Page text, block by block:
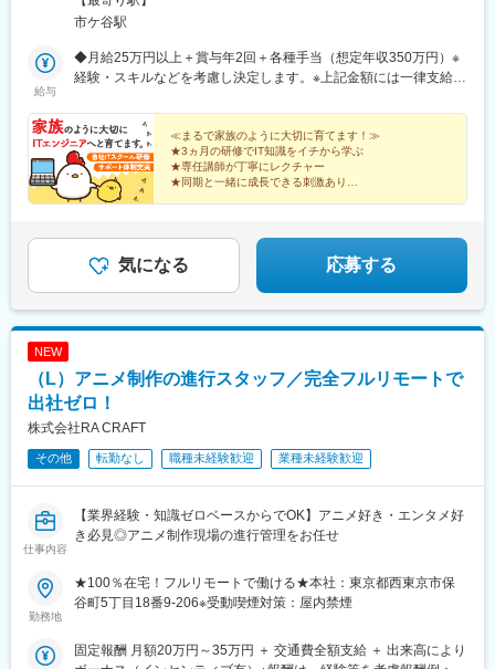
くば駅、土浦駅、古河駅、日立駅、宇都宮駅、小山駅、栃木駅、
足利駅、黒磯駅、高崎駅、中央前橋駅、伊勢崎駅、桐生駅、新潟
駅、長岡駅、高田駅(新潟県)、燕三条駅、加治駅、電鉄富山駅・エ
スタ前駅、高岡駅、魚津駅、庄川口駅、黒部駅、北鉄金沢駅、小
松駅、松任駅、加賀温泉駅、七尾駅、福井駅、敦賀駅、鯖江駅、
駅、長野駅、松本駅、上田駅、上諏訪駅、名鉄岐阜駅、大垣駅、
多治見駅、高山駅、新可児駅、静岡駅、浜松駅、沼津駅、三島
駅、富士駅、津駅、あすなろう四日市駅、伊勢市駅、桑名駅、松
阪駅、大津駅、彦根駅、草津駅(滋賀県)、長浜駅、近江八幡駅、神
戸三宮駅(阪神)、姫路駅、西宮北口駅、尼崎駅(阪神線)、明石駅、
駅、和歌山市駅、紀伊田辺駅、紀伊清水駅、鳥取駅、米子駅、倉
吉駅、境港駅、松江駅、電鉄出雲市駅、浜田駅、益田駅、安来
駅、岡山駅前駅、倉敷駅、津山駅、宇野駅、新見駅、広島駅、立
町駅、呉駅、尾道駅、下関駅、山口駅(山口県)、琴芝駅、徳山駅、
岩国駅、徳島駅、鳴門駅、阿南駅、鴨島駅、穴吹駅、高松駅(香川
前駅、神保町駅、馬喰町駅、末広町駅(東京都)、半蔵門駅、東京
駅、銀座駅、築地駅、新日本橋駅、永田町駅、乃木坂駅、霞ケ関
駅(東京都)、神谷町駅、内幸町駅、大門駅(東京都)、三田駅(東京
都)、都庁前駅、牛込神楽坂駅、四谷三丁目駅、西早稲田駅、新大
久保駅、後楽園駅、田原町駅(東京都)、御徒町駅、東日本橋駅、大
崎広小路駅、西小山駅、代官山駅、奥沢駅、京急蒲田駅、西太子
堂駅、二子新地駅、南新宿駅、南阿佐ケ谷駅、東池袋駅、赤羽岩
淵駅、日暮里駅、地下鉄成増駅、豊島園駅(都営線)、井の頭公園
駅、八王子駅、立川南駅、京王多摩センター駅、和泉多摩川駅、
みなとみらい駅、関内駅、京急川崎駅、新丸子駅、溝の口駅、石
葉駅、京成船橋駅、市川真間駅、野田市駅、大阪梅田駅(阪神線)、
東梅田駅、北新地駅、肥後橋駅、四ツ橋駅、なんば駅(地下鉄)、堺
宮之阪駅、京都市役所前駅、四条駅(京都市営)、宇治駅(京阪線)、
長岡天神駅、近鉄名古屋駅、栄町駅(愛知県)、丸の内駅(愛知県)、
後】◆東京23区を中心とした全国各地のITプロジェクト先※勤務地
歩10分以内の駅チカオフィスです。※フルリモート・在宅勤務は
プロジェクトによって異なります。
市ケ谷駅
給与
◆月給25万円以上＋賞与年2回＋各種手当（想定年収350万円）※
経験・スキルなどを考慮し決定します。※上記金額には一律支給の
り（期間中は月給23万円以上で、その他の待遇に変更なし）☆経
験がある方は、現職・前職給与を考慮します。☆明確な評価制度
あり。個人の頑張りに応じて評価します。【年収例】年収450万
円（経験2年入社）年収600万円（経験3年入社）年収750万円（経
験5年入社）
≪まるで家族のように大切に育てます！≫
★3ヵ月の研修でIT知識をイチから学ぶ
★専任講師が丁寧にレクチャー
★同期と一緒に成長できる刺激あり
気になる 応募する
NEW
（L）アニメ制作の進行スタッフ／完全フルリモートで
出社ゼロ！
株式会社RA CRAFT
その他 転勤なし 職種未経験歓迎 業種未経験歓迎
仕事内容
【業界経験・知識ゼロベースからでOK】アニメ好き・エンタメ好
き必見◎アニメ制作現場の進行管理をお任せ
勤務地
★100％在宅！フルリモートで働ける★本社：東京都西東京市保
谷町5丁目18番9-206※受動喫煙対策：屋内禁煙
固定報酬 月額20万円～35万円 ＋ 交通費全額支給 ＋ 出来高により